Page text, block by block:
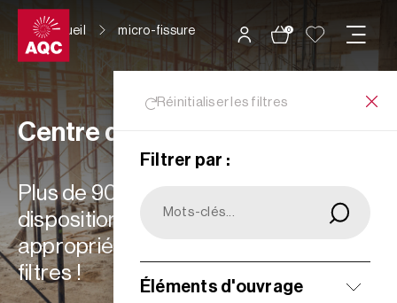
Panneau de gestion des cookies
0
Accueil micro-fissure
Réinitialiser les filtres
Filtrer par :
Éléments d'ouvrage
Centre de ressources
Plus de 900 ressources à votre
disposition : choisissez les plus
appropriées à vos besoins grâce aux
filtres !